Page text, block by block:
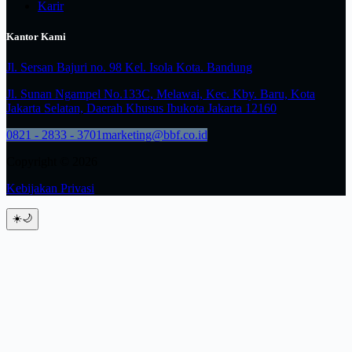
Karir
Kantor Kami
Jl. Sersan Bajuri no. 98 Kel. Isola Kota. Bandung
Jl. Sunan Ngampel No.133C, Melawai, Kec. Kby. Baru, Kota
Jakarta Selatan, Daerah Khusus Ibukota Jakarta 12160
0821 - 2833 - 3701marketing@bbf.co.id
Kebijakan Privasi
☀️🌙